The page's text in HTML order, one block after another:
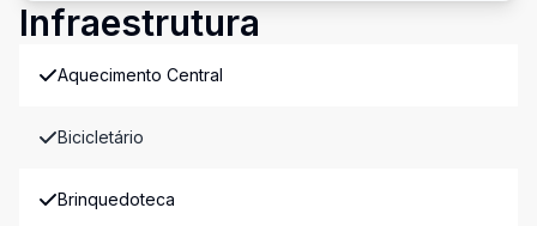
Infraestrutura
Aquecimento Central
Bicicletário
Brinquedoteca